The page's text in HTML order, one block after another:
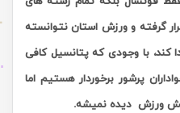
گرفته و ورزش استان نتوانسته
با وجودی که پتانسیل کافی
پرشور برخوردار هستیم اما
ورزش دیده نمیشه.